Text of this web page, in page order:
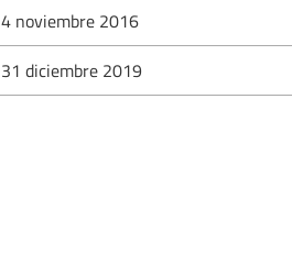
4 noviembre 2016
31 diciembre 2019